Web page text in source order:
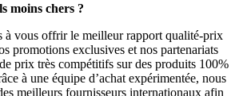
moins chers ?
à vous offrir le meilleur rapport qualité-prix
promotions exclusives et nos partenariats
prix très compétitifs sur des produits 100%
à une équipe d’achat expérimentée, nous
meilleurs fournisseurs internationaux afin